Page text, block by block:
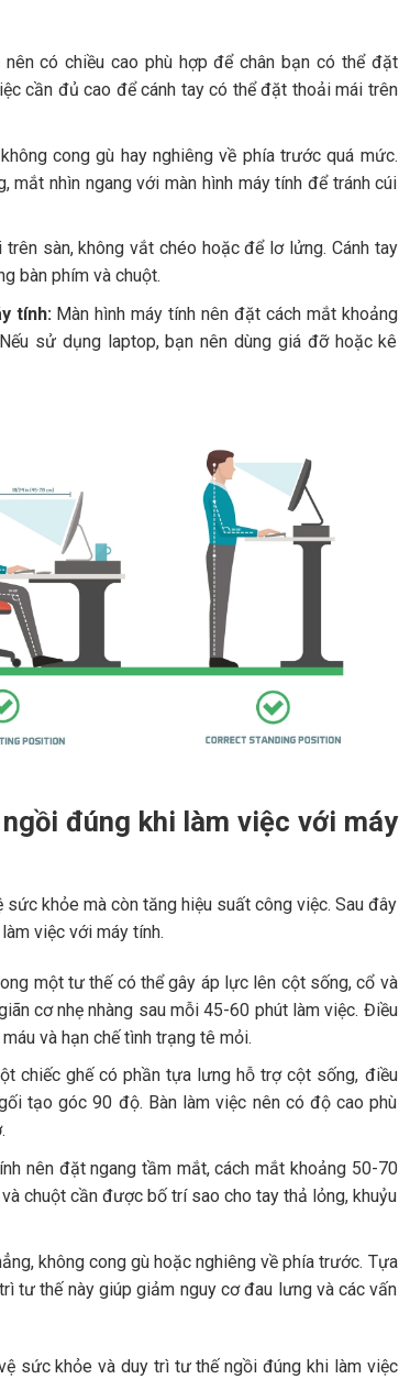
nên có chiều cao phù hợp để chân bạn có thể đặt
cần đủ cao để cánh tay có thể đặt thoải mái trên
cong gù hay nghiêng về phía trước quá mức.
nhìn ngang với màn hình máy tính để tránh cúi
trên sàn, không vắt chéo hoặc để lơ lửng. Cánh tay
bàn phím và chuột.
tính: Màn hình máy tính nên đặt cách mắt khoảng
sử dụng laptop, bạn nên dùng giá đỡ hoặc kê
đúng khi làm việc với máy
khỏe mà còn tăng hiệu suất công việc. Sau đây
việc với máy tính.
một tư thế có thể gây áp lực lên cột sống, cổ và
cơ nhẹ nhàng sau mỗi 45-60 phút làm việc. Điều
và hạn chế tình trạng tê mỏi.
chiếc ghế có phần tựa lưng hỗ trợ cột sống, điều
tạo góc 90 độ. Bàn làm việc nên có độ cao phù
nên đặt ngang tầm mắt, cách mắt khoảng 50-70
chuột cần được bố trí sao cho tay thả lỏng, khuỷu
không cong gù hoặc nghiêng về phía trước. Tựa
tư thế này giúp giảm nguy cơ đau lưng và các vấn
sức khỏe và duy trì tư thế ngồi đúng khi làm việc